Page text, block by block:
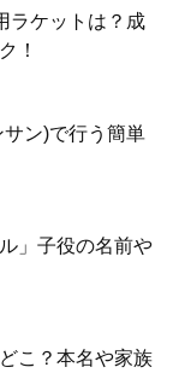
ラケットは？成
！
ン)で行う簡単
」子役の名前や
こ？本名や家族